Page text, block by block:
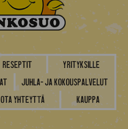
Reseptit
Yrityksille
Juhla- ja kokouspalvelut
Ota yhteyttä Kauppa